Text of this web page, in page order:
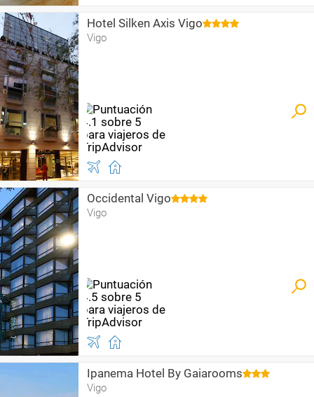
Hotel Silken Axis Vigo
Vigo
Occidental Vigo
Vigo
Ipanema Hotel By Gaiarooms
Vigo